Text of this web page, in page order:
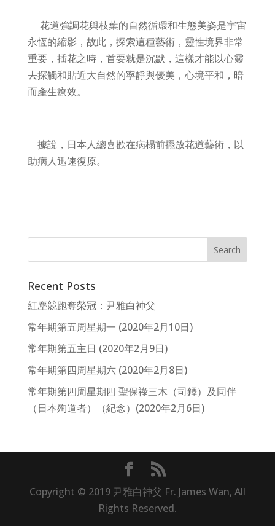
花道強調花與枝葉的自然循環和生態美姿是宇宙
永恆的縮影，故此，探索這種藝術，靈性境界非常
重要，插花之時，首要就是沉默，這樣才能以心靈
去探觸和貼近大自然的寧靜與優美，心境平和，暗
而產生療效。
據說，日本人總喜歡在病榻前擺放花道藝術，以
助病人迅速復原。
Recent Posts
紅塵競跑奪榮冠：尹雅白神父
常年期第五周星期一 (2020年2月10日)
常年期第五主日 (2020年2月9日)
常年期第四周星期六 (2020年2月8日)
常年期第四周星期四 聖保祿三木（司鐸）及同伴
（日本殉道者）（紀念）(2020年2月6日)
Copyright © 2019 尹雅白神父 Fr. James Wan, All
Rights Reserved.